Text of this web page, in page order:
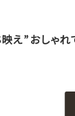
え”おしゃ